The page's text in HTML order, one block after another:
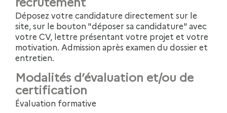
Déposez votre candidature directement sur le
site, sur le bouton "déposer sa candidature" avec
votre CV, lettre présentant votre projet et votre
motivation. Admission après examen du dossier et
entretien.
Modalités d’évaluation et/ou de
certification
Évaluation formative